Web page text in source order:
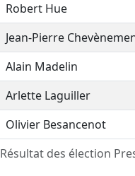
Résultat des élection
Robert Hue
Jean-Pierre
Alain Madelin
Arlette Laguiller
Olivier Besancenot